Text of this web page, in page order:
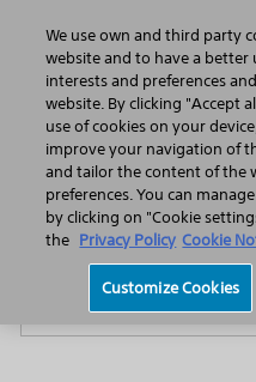
Home Featured
Year
Category
Keywords
We use own and third party
website and to have a
interests and preferences
website. By clicking "Accept
use of cookies on your
improve your navigation of
and tailor the content of the
preferences. You can
by clicking on "Cookie
the Privacy Policy Cookie
Customize Cookies